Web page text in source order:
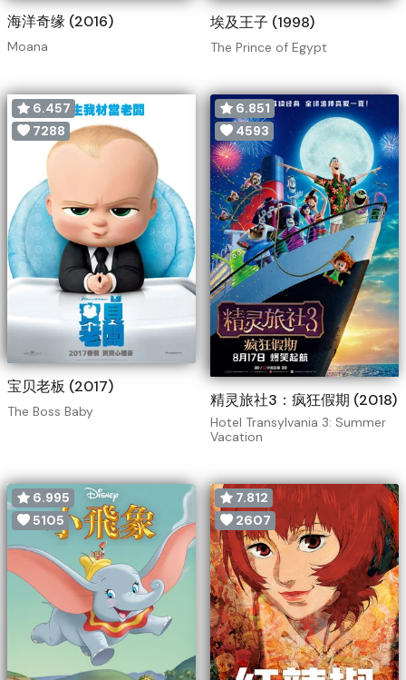
海洋奇缘 (2016)
Moana
埃及王子 (1998)
The Prince of Egypt
6.457
7288
宝贝老板 (2017)
The Boss Baby
6.851
4593
精灵旅社3：疯狂假期 (2018)
Hotel Transylvania 3: Summer
Vacation
6.995
5105
7.812
2607